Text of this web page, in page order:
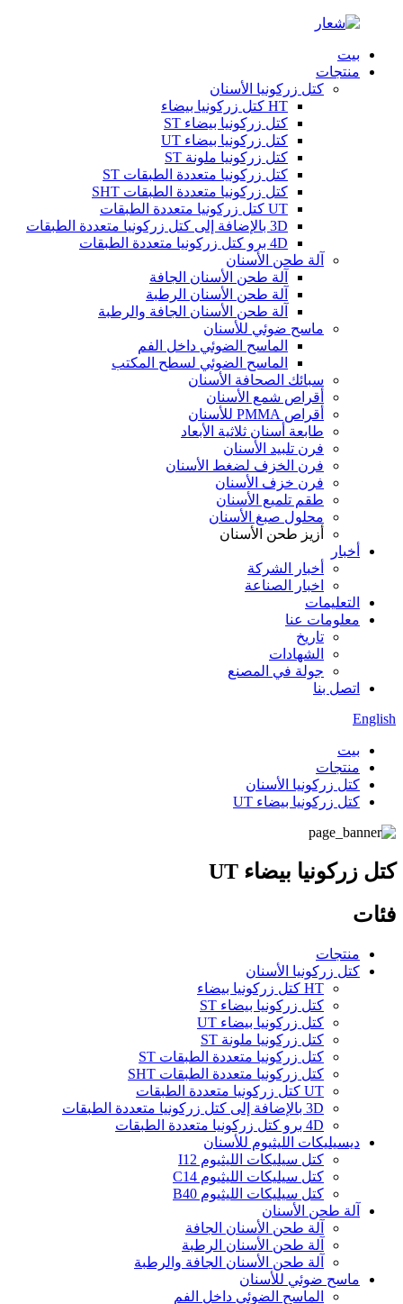
بيت
منتجات
كتل زركونيا الأسنان
HT كتل زركونيا بيضاء
كتل زركونيا بيضاء ST
كتل زركونيا بيضاء UT
كتل زركونيا ملونة ST
كتل زركونيا متعددة الطبقات ST
كتل زركونيا متعددة الطبقات SHT
UT كتل زركونيا متعددة الطبقات
3D بالإضافة إلى كتل زركونيا متعددة الطبقات
4D برو كتل زركونيا متعددة الطبقات
آلة طحن الأسنان
آلة طحن الأسنان الجافة
آلة طحن الأسنان الرطبة
آلة طحن الأسنان الجافة والرطبة
ماسح ضوئي للأسنان
الماسح الضوئي داخل الفم
الماسح الضوئي لسطح المكتب
سبائك الصحافة الأسنان
أقراص شمع الأسنان
أقراص PMMA للأسنان
طابعة أسنان ثلاثية الأبعاد
فرن تلبيد الأسنان
فرن الخزف لضغط الأسنان
فرن خزف الأسنان
طقم تلميع الأسنان
محلول صبغ الأسنان
أزيز طحن الأسنان
أخبار
أخبار الشركة
اخبار الصناعة
التعليمات
معلومات عنا
تاريخ
الشهادات
جولة في المصنع
اتصل بنا
English
بيت
منتجات
كتل زركونيا الأسنان
كتل زركونيا بيضاء UT
كتل زركونيا بيضاء UT
فئات
منتجات
كتل زركونيا الأسنان
HT كتل زركونيا بيضاء
كتل زركونيا بيضاء ST
كتل زركونيا بيضاء UT
كتل زركونيا ملونة ST
كتل زركونيا متعددة الطبقات ST
كتل زركونيا متعددة الطبقات SHT
UT كتل زركونيا متعددة الطبقات
3D بالإضافة إلى كتل زركونيا متعددة الطبقات
4D برو كتل زركونيا متعددة الطبقات
ديسيليكات الليثيوم للأسنان
كتل سيليكات الليثيوم I12
كتل سيليكات الليثيوم C14
كتل سيليكات الليثيوم B40
آلة طحن الأسنان
آلة طحن الأسنان الجافة
آلة طحن الأسنان الرطبة
آلة طحن الأسنان الجافة والرطبة
ماسح ضوئي للأسنان
الماسح الضوئي داخل الفم